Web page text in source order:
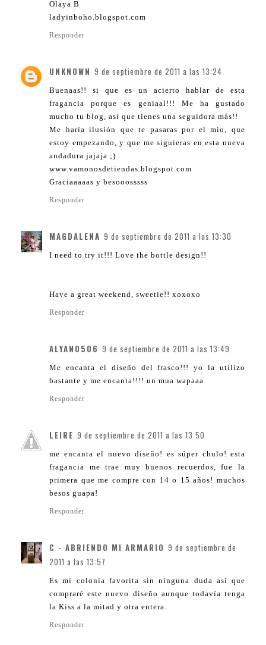
Olaya B
ladyinboho.blogspot.com
Responder
UNKNOWN 9 de septiembre de 2011 a las 13:24
Buenaas!! si que es un acierto hablar de esta
fragancia porque es geniaal!!! Me ha gustado
mucho tu blog, así que tienes una seguidora más!!
Me haría ilusión que te pasaras por el mio, que
estoy empezando, y que me siguieras en esta nueva
andadura jajaja ;)
www.vamonosdetiendas.blogspot.com
Graciaaaaas y besooosssss
Responder
MAGDALENA 9 de septiembre de 2011 a las 13:30
I need to try it!!! Love the bottle design!!
Have a great weekend, sweetie!! xoxoxo
Responder
ALYAN0506 9 de septiembre de 2011 a las 13:49
Me encanta el diseño del frasco!!! yo la utilizo
bastante y me encanta!!!! un mua wapaaa
Responder
LEIRE 9 de septiembre de 2011 a las 13:50
me encanta el nuevo diseño! es súper chulo! esta
fragancia me trae muy buenos recuerdos, fue la
primera que me compre con 14 o 15 años! muchos
besos guapa!
Responder
C - ABRIENDO MI ARMARIO 9 de septiembre de
2011 a las 13:57
Es mi colonia favorita sin ninguna duda así que
compraré este nuevo diseño aunque todavía tenga
la Kiss a la mitad y otra entera.
Responder